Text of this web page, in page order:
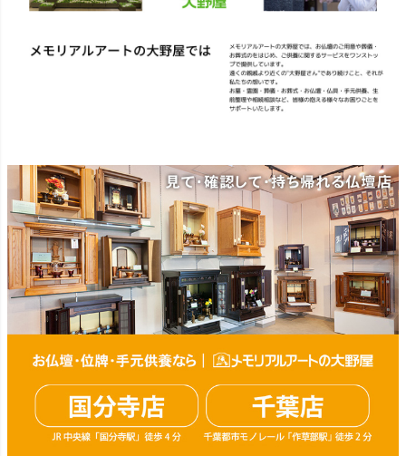
都国分寺市南町3-23-6ルミエ
ギャラリー千葉店 千葉県千
ト供養 #メモリアルギャラリ
ー国分寺店 #メモリアルギャ
ラリー千葉店 #通販 #ウェブ
ショップ #お盆 #お盆飾
り